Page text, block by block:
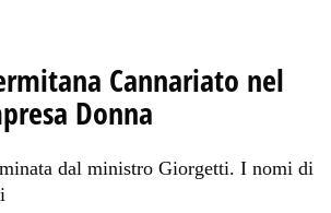
Cannariato nel
Donna
dal ministro Giorgetti. I nomi di